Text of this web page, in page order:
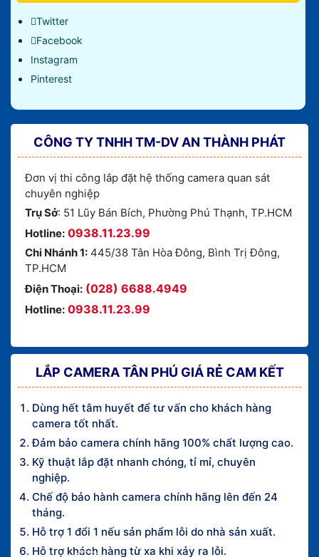
Twitter
Facebook
Instagram
Pinterest
CÔNG TY TNHH TM-DV AN THÀNH PHÁT
Đơn vị thi công lắp đặt hệ thống camera quan sát
chuyên nghiệp
Trụ Sở: 51 Lũy Bán Bích, Phường Phú Thạnh, TP.HCM
Hotline: 0938.11.23.99
Chi Nhánh 1: 445/38 Tân Hòa Đông, Bình Trị Đông,
TP.HCM
Điện Thoại: (028) 6688.4949
Hotline: 0938.11.23.99
LẮP CAMERA TÂN PHÚ GIÁ RẺ CAM KẾT
Dùng hết tâm huyết để tư vấn cho khách hàng
camera tốt nhất.
Đảm bảo camera chính hãng 100% chất lượng cao.
Kỹ thuật lắp đặt nhanh chóng, tỉ mỉ, chuyên
nghiệp.
Chế độ bảo hành camera chính hãng lên đến 24
tháng.
Hỗ trợ 1 đổi 1 nếu sản phẩm lỗi do nhà sản xuất.
Hỗ trợ khách hàng từ xa khi xảy ra lỗi.